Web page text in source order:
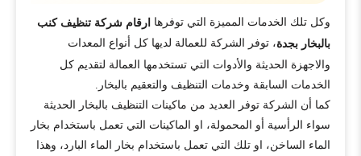
وكل تلك الخدمات المميزة التي توفرها ارقام شركة تنظيف كنب
بالبخار بجدة، توفر الشركة للعمالة لديها كل أنواع المعدات
والاجهزة الحديثة والأدوات التي تستخدمها العمالة لتقديم كل
الخدمات السابقة وخدمات التنظيف والتعقيم بالبخار.
كما أن الشركة توفر العديد من ماكينات التنظيف بالبخار الحديثة
سواء الرأسية أو المحمولة، او الماكينات التي تعمل باستخدام بخار
الماء الساخن، او تلك التي تعمل باستخدام بخار الماء البارد، وهذا